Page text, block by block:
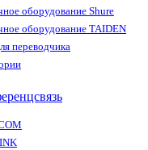
оборудование Shure
оборудование TAIDEN
переводчика